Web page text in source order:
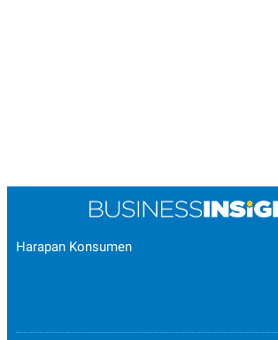
Harapan Konsumen